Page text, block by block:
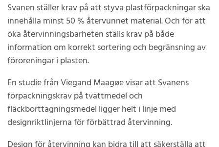
Svanen ställer krav på att styva plastförpackningar ska
innehålla minst 50 % återvunnet material. Och för att
öka återvinningsbarheten ställs krav på både
information om korrekt sortering och begränsning av
föroreningar i plasten.
En studie från Viegand Maagøe visar att Svanens
förpackningskrav på tvättmedel och
fläckborttagningsmedel ligger helt i linje med
designriktlinjerna för förbättrad återvinning.